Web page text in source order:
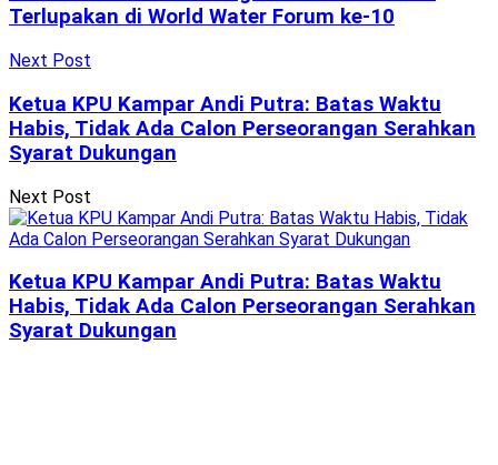
Terlupakan di World Water Forum ke-10
Next Post
Ketua KPU Kampar Andi Putra: Batas Waktu
Habis, Tidak Ada Calon Perseorangan Serahkan
Syarat Dukungan
Next Post
Ketua KPU Kampar Andi Putra: Batas Waktu
Habis, Tidak Ada Calon Perseorangan Serahkan
Syarat Dukungan